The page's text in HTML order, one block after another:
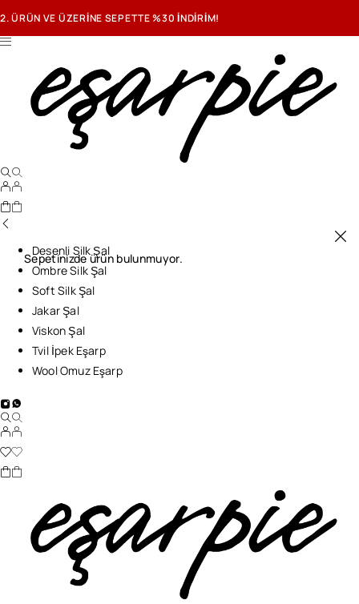
2. ÜRÜN VE ÜZERİNE SEPETTE %30 İNDİRİM!
Sepetinizde ürün bulunmuyor.
Desenli Silk Şal
Ombre Silk Şal
Soft Silk Şal
Jakar Şal
Viskon Şal
Tvil İpek Eşarp
Wool Omuz Eşarp